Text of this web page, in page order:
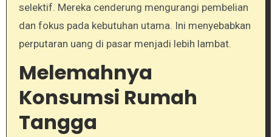
selektif. Mereka cenderung mengurangi pembelian
dan fokus pada kebutuhan utama. Ini menyebabkan
perputaran uang di pasar menjadi lebih lambat.
Melemahnya
Konsumsi Rumah
Tangga